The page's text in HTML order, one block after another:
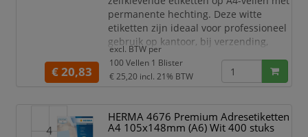
permanente hechting. Deze witte
etiketten zijn ideaal voor professioneel
gebruik op kantoor, bij verzending,
archivering, administratie, mailings en
productlabeling. Dankzij het praktische
formaat zijn ze zeer geschikt voor
dossierlabels, barcode-etiketten en
duidelijke informatielabels.
€ 20,83
excl. BTW per
100 Vellen 1 Blister
€ 25,20 incl. 21% BTW
HERMA 4676 Premium Adresetiketten
A4 105x148mm (A6) Wit 400 stuks